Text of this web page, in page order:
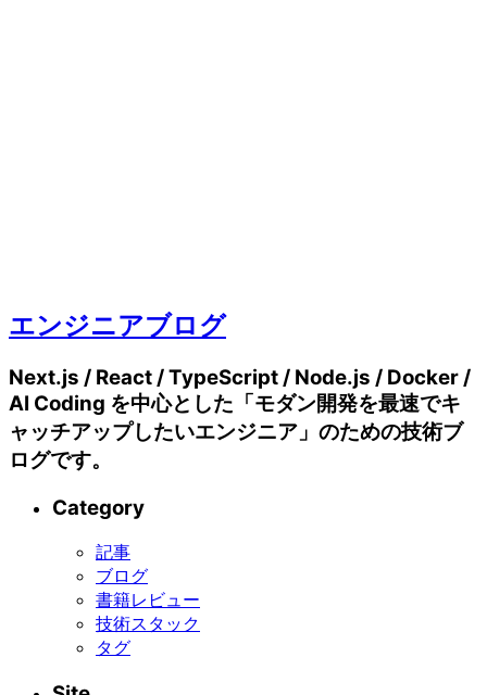
エンジニアブログ
Next.js / React / TypeScript / Node.js / Docker /
AI Coding を中心とした「モダン開発を最速でキ
ャッチアップしたいエンジニア」のための技術ブ
ログです。
Category
記事
ブログ
書籍レビュー
技術スタック
タグ